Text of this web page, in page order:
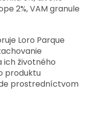
2%, VAM granule
Loro Parque
ich životného
produktu
prostredníctvom